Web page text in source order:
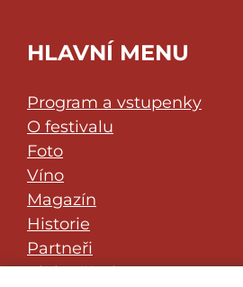
HLAVNÍ MENU
Program a vstupenky
O festivalu
Foto
Víno
Magazín
Historie
Partneři
Klub přátel